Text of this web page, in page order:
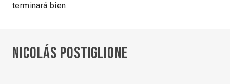
terminará bien.
Nicolás Postiglione